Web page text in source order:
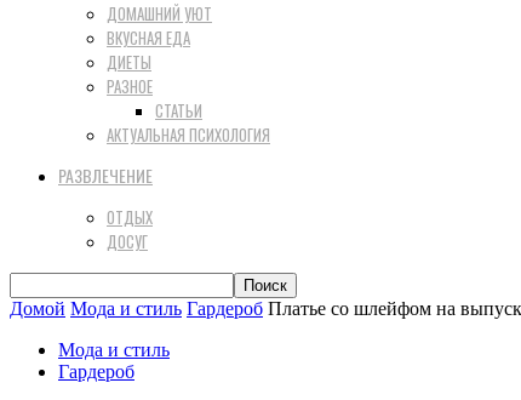
ДОМАШНИЙ УЮТ
ВКУСНАЯ ЕДА
ДИЕТЫ
РАЗНОЕ
СТАТЬИ
АКТУАЛЬНАЯ ПСИХОЛОГИЯ
РАЗВЛЕЧЕНИЕ
ОТДЫХ
ДОСУГ
Домой Мода и стиль Гардероб Платье со шлейфом на
Мода и стиль
Гардероб